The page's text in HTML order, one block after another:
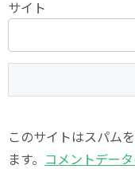
サイト
このサイトはスパム
ます。 コメントデー